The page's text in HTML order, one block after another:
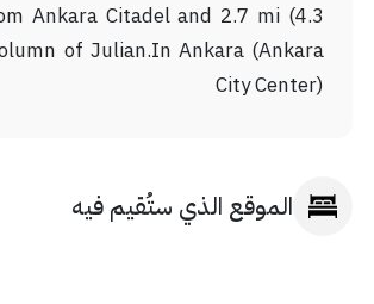
Ankara Citadel and 2.7 mi (4.3
of Julian.In Ankara (Ankara
City Center)
الموقع الذي ستُقيم فيه